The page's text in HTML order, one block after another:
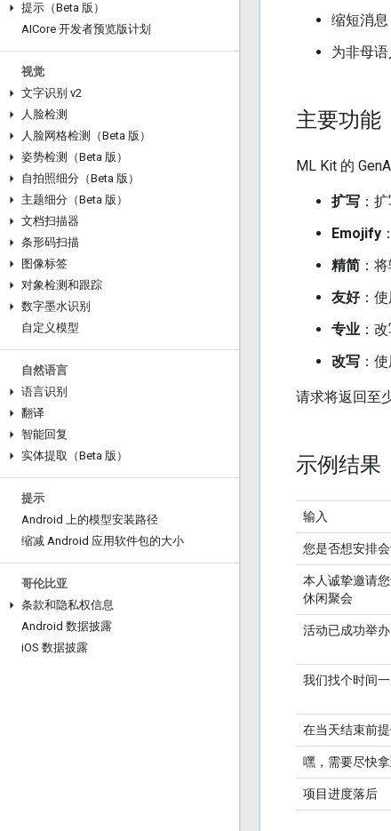
提示（Beta 版）
AICore 开发者预览版计划
视觉
文字识别 v2
人脸检测
人脸网格检测（Beta 版）
姿势检测（Beta 版）
自拍照细分（Beta 版）
主题细分（Beta 版）
文档扫描器
条形码扫描
图像标签
对象检测和跟踪
数字墨水识别
自定义模型
自然语言
语言识别
翻译
智能回复
实体提取（Beta 版）
提示
Android 上的模型安装路径
缩减 Android 应用软件包的大小
哥伦比亚
条款和隐私权信息
Android 数据披露
iOS 数据披露
缩短消
为非母
主要功能
ML Kit 的
扩写 ：
Emojify
精简 ：
友好：使
专业 ：
改写 ：
请求将返回至
示例结果
输入
您是否想安排
本人诚挚邀请
休闲聚会
活动已成功举办
我们找个时间
在当天结束前
嘿，需要尽快
项目进度落后